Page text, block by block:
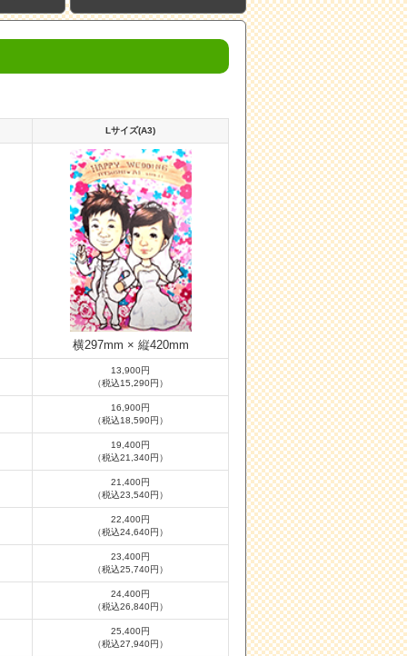
Lサイズ(A3)
横297mm × 縦420mm
13,900円
（税込15,290円）
16,900円
（税込18,590円）
19,400円
（税込21,340円）
21,400円
（税込23,540円）
22,400円
（税込24,640円）
23,400円
（税込25,740円）
24,400円
（税込26,840円）
25,400円
（税込27,940円）